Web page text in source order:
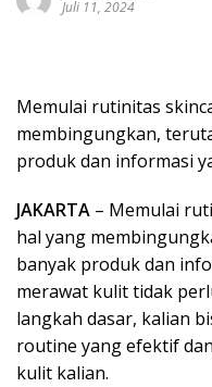
Juli 11, 2024
Memulai rutinitas
membingungkan,
produk dan informasi
JAKARTA – Memulai
hal yang
banyak produk dan
merawat kulit tidak
langkah dasar, kalian
routine yang efektif
kulit kalian.